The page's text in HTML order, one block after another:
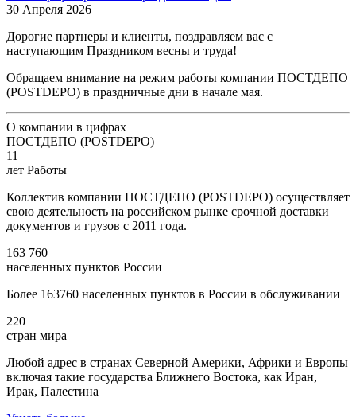
30 Апреля 2026
Дорогие партнеры и клиенты, поздравляем вас с
наступающим Праздником весны и труда!
Обращаем внимание на режим работы компании ПОСТДЕПО
(POSTDEPO) в праздничные дни в начале мая.
О компании в цифрах
ПОСТДЕПО (POSTDEPO)
11
лет Работы
Коллектив компании ПОСТДЕПО (POSTDEPO) осуществляет
свою деятельность на российском рынке срочной доставки
документов и грузов с 2011 года.
163 760
населенных пунктов России
Более 163760 населенных пунктов в России в обслуживании
220
стран мира
Любой адрес в странах Северной Америки, Африки и Европы
включая такие государства Ближнего Востока, как Иран,
Ирак, Палестина